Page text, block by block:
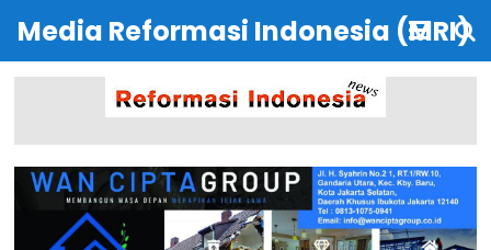
Media Reformasi Indonesia (MRI)